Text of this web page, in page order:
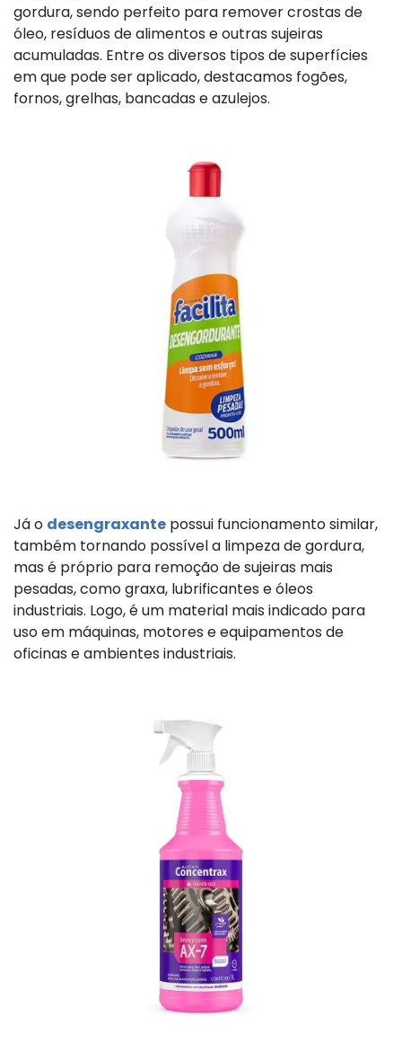
gordura, sendo perfeito para remover crostas de
óleo, resíduos de alimentos e outras sujeiras
acumuladas. Entre os diversos tipos de superfícies
em que pode ser aplicado, destacamos fogões,
fornos, grelhas, bancadas e azulejos.
Já o desengraxante possui funcionamento similar,
também tornando possível a limpeza de gordura,
mas é próprio para remoção de sujeiras mais
pesadas, como graxa, lubrificantes e óleos
industriais. Logo, é um material mais indicado para
uso em máquinas, motores e equipamentos de
oficinas e ambientes industriais.